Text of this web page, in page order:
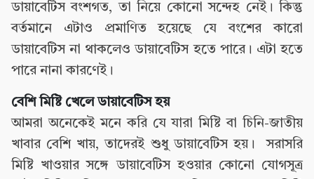
ডায়াবেটিস বংশগত, তা নিয়ে কোনো সন্দেহ নেই। কিন্তু
বর্তমানে এটাও প্রমাণিত হয়েছে যে বংশের কারো
ডায়াবেটিস না থাকলেও ডায়াবেটিস হতে পারে। এটা হতে
পারে নানা কারণেই।
বেশি মিষ্টি খেলে ডায়াবেটিস হয়
আমরা অনেকেই মনে করি যে যারা মিষ্টি বা চিনি-জাতীয়
খাবার বেশি খায়, তাদেরই শুধু ডায়াবেটিস হয়। সরাসরি
মিষ্টি খাওয়ার সঙ্গে ডায়াবেটিস হওয়ার কোনো যোগসূত্র